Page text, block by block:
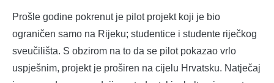
Prošle godine pokrenut je pilot projekt koji je bio
ograničen samo na Rijeku; studentice i studente riječkog
sveučilišta. S obzirom na to da se pilot pokazao vrlo
uspješnim, projekt je proširen na cijelu Hrvatsku. Natječaj